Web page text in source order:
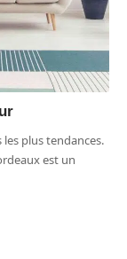
plus tendances.
est un